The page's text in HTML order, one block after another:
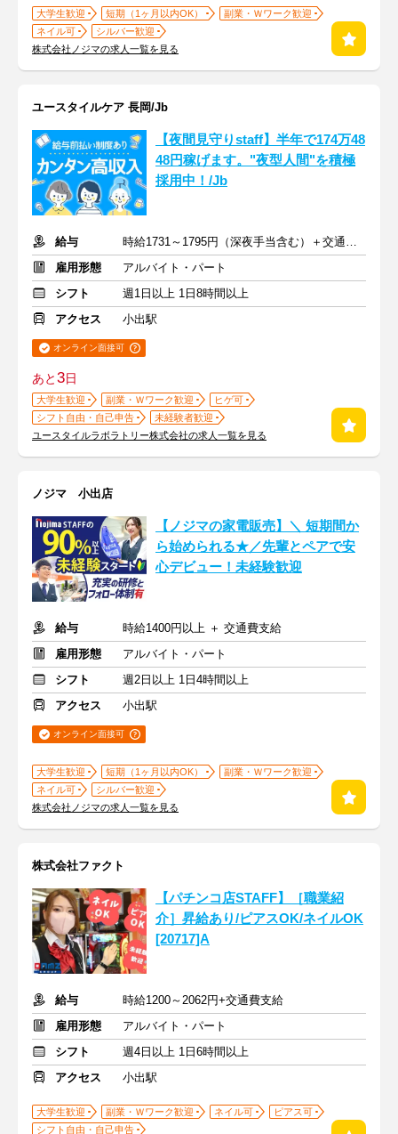
大学生歓迎 短期（1ヶ月以内OK）
副業・Ｗワーク歓迎
ネイル可
シルバー歓迎
株式会社ノジマの求人一覧を見る
ユースタイルケア 長岡/Jb
【夜間見守りstaff】半年で174万48
48円稼げます。"夜型人間"を積極
採用中！/Jb
給与
時給1731～1795円（深夜手当含む）＋交通費支給
雇用形態
アルバイト・パート
シフト
週1日以上 1日8時間以上
アクセス
小出駅
オンライン面接可
あと3日
大学生歓迎 副業・Ｗワーク歓迎
ヒゲ可
シフト自由・自己申告
未経験者歓迎
ユースタイルラボラトリー株式会社の求人一覧を見る
ノジマ 小出店
【ノジマの家電販売】＼ 短期間か
ら始められる★／先輩とペアで安
心デビュー！未経験歓迎
給与
時給1400円以上 ＋ 交通費支給
雇用形態
アルバイト・パート
シフト
週2日以上 1日4時間以上
アクセス
小出駅
オンライン面接可
大学生歓迎 短期（1ヶ月以内OK）
副業・Ｗワーク歓迎
ネイル可
シルバー歓迎
株式会社ノジマの求人一覧を見る
株式会社ファクト
【パチンコ店STAFF】［職業紹
介］昇給あり/ピアスOK/ネイルOK
[20717]A
給与
時給1200～2062円+交通費支給
雇用形態
アルバイト・パート
シフト
週4日以上 1日6時間以上
アクセス
小出駅
大学生歓迎 副業・Ｗワーク歓迎 ネイル可
ピアス可
シフト自由・自己申告